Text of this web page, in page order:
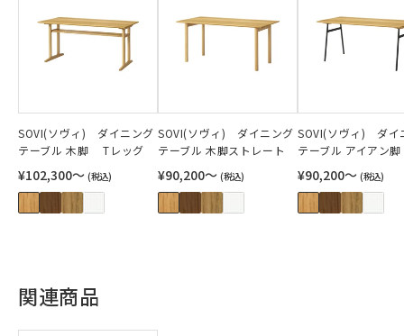
SOVI(ソヴィ) ダイニング
テーブル 木脚 Tレッグ
¥102,300〜 (税込)
SOVI(ソヴィ) ダイニング
テーブル 木脚ストレート
¥90,200〜 (税込)
SOVI(ソヴィ) ダイ
テーブル アイアン脚
¥90,200〜 (税込)
関連商品